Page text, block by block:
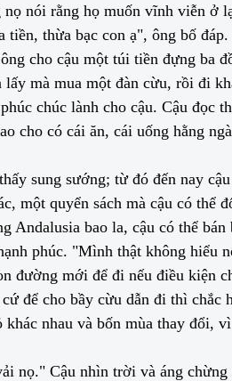
nói rằng họ muốn vĩnh viễn ở
thừa bạc con ạ", ông bố
cho cậu một túi tiền đựng ba
mà mua một đàn cừu, rồi đi
chúc lành cho cậu. Cậu đọc
cho có cái ăn, cái uống hằng
sung sướng; từ đó đến nay
một quyển sách mà cậu có thể
bao la, cậu có thể
phúc. "Mình thật không hiểu
mới để đi nếu điều kiện
để cho bầy cừu dẫn đi thì chắc
nhau và bốn mùa thay đổi,
nọ." Cậu nhìn trời và áng